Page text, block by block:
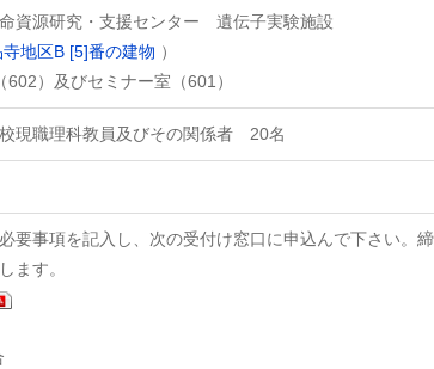
資源研究・支援センター 遺伝子実験施設
地区B [5]番の建物 ）
）及びセミナー室（601）
現職理科教員及びその関係者 20名
要事項を記入し、次の受付け窓口に申込んで下さい。
ます。